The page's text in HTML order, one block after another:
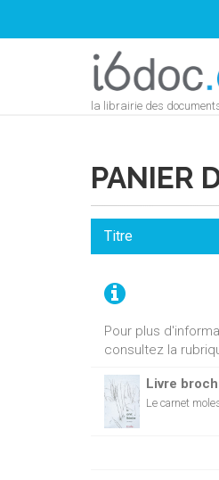
la librairie des
PANIER
Pour plus
consultez la
Titre
Livre
Le carnet